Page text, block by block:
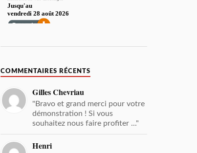
COMMENTAIRES RÉCENTS
Gilles Chevriau
"Bravo et grand merci pour votre
démonstration ! Si vous
souhaitez nous faire profiter ..."
Henri